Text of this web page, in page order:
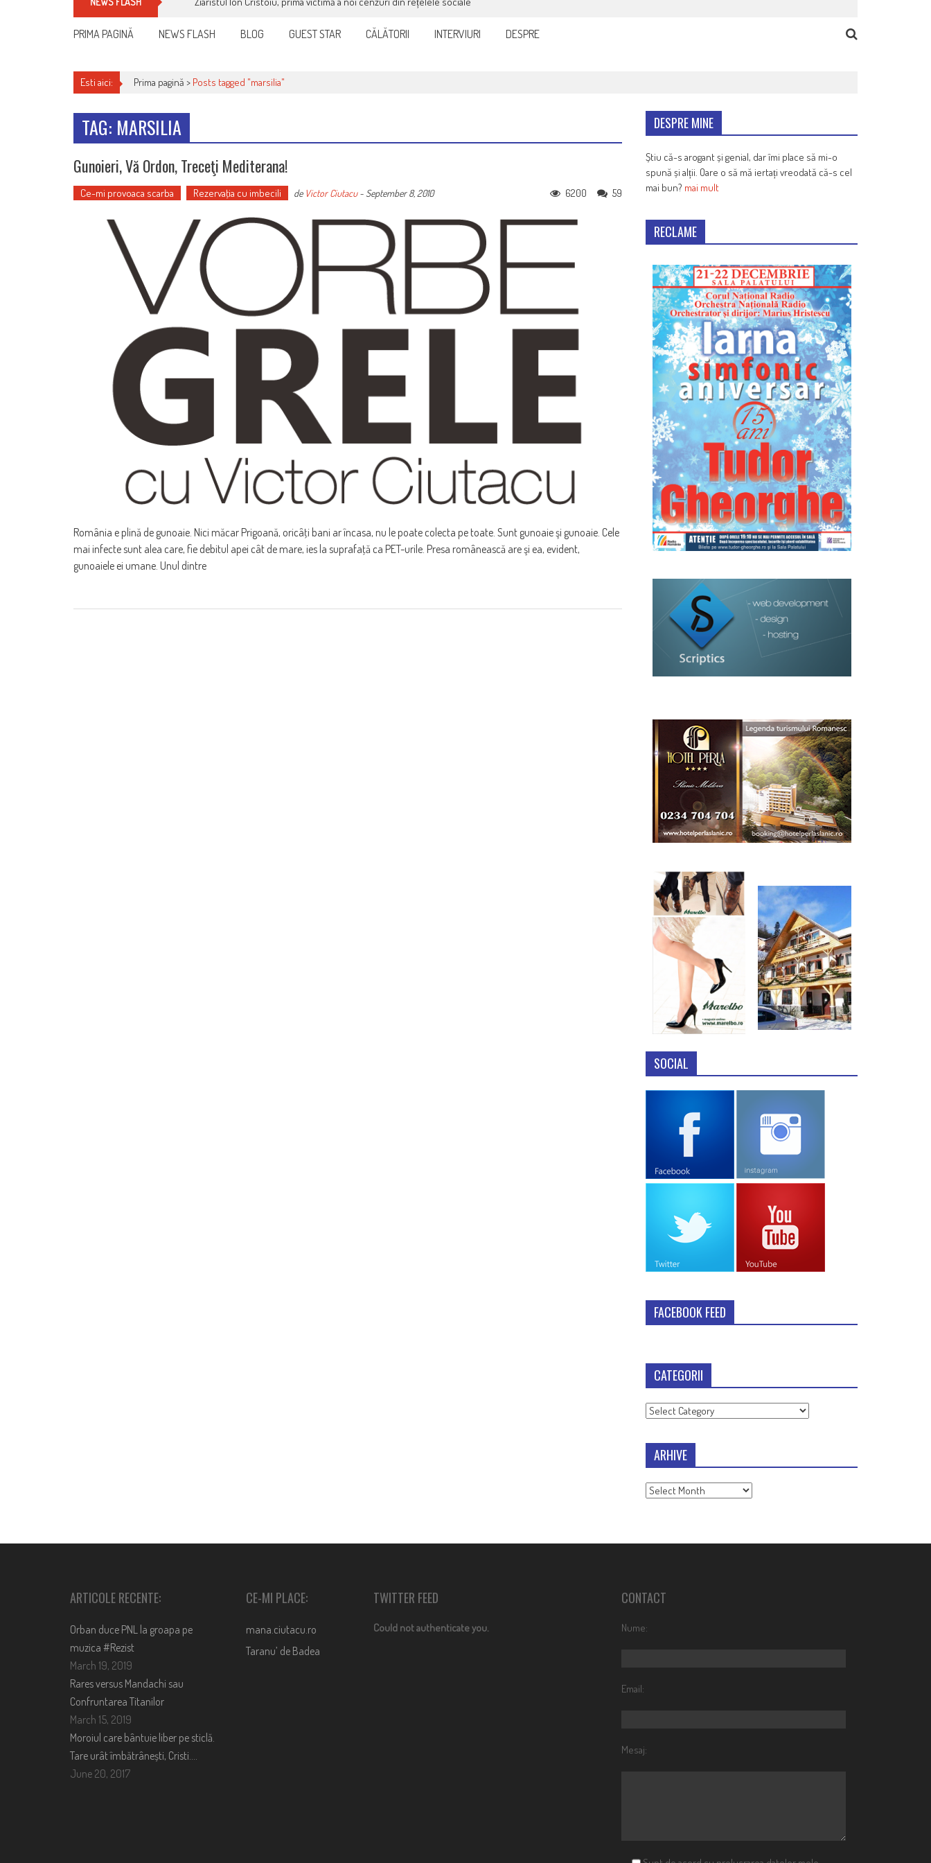
PRIMA PAGINĂ NEWS FLASH BLOG GUEST STAR CĂLĂTORII INTERVIURI DESPRE
Esti aici: Prima pagină > Posts tagged "marsilia"
TAG: MARSILIA
Gunoieri, Vă Ordon, Treceţi Mediterana!
Ce-mi provoaca scarba Rezervaţia cu imbecili de Victor Ciutacu- September 8, 2010 59
6200
România e plină de gunoaie. Nici măcar Prigoană, oricâţi bani ar încasa, nu le poate colecta pe toate. Sunt gunoaie şi gunoaie. Cele
mai infecte sunt alea care, fie debitul apei cât de mare, ies la suprafaţă ca PET-urile. Presa românească are şi ea, evident,
gunoaiele ei umane. Unul dintre
DESPRE MINE
Știu că-s arogant și genial, dar îmi place să mi-o
spună și alții. Oare o să mă iertați vreodată că-s cel
mai bun? mai mult
RECLAME
SOCIAL
FACEBOOK FEED
CATEGORII
Categorii
ARHIVE
Arhive
ARTICOLE RECENTE:
Orban duce PNL la groapa pe
muzica #Rezist
March 19, 2019
Rares versus Mandachi sau
Confruntarea Titanilor
March 15, 2019
Moroiul care bântuie liber pe sticlă.
Tare urât îmbătrânești, Cristi….
June 20, 2017
CE-MI PLACE:
mana.ciutacu.ro
Taranu’ de Badea
TWITTER FEED
Could not authenticate you.
CONTACT
Nume:
Email:
Mesaj: